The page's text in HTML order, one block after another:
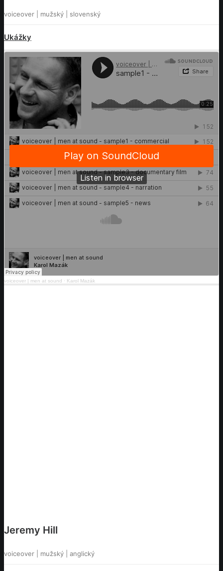
voiceover | mužský | slovenský
Ukážky
voiceover | men at sound · Karol Mazák
Jeremy Hill
voiceover | mužský | anglický